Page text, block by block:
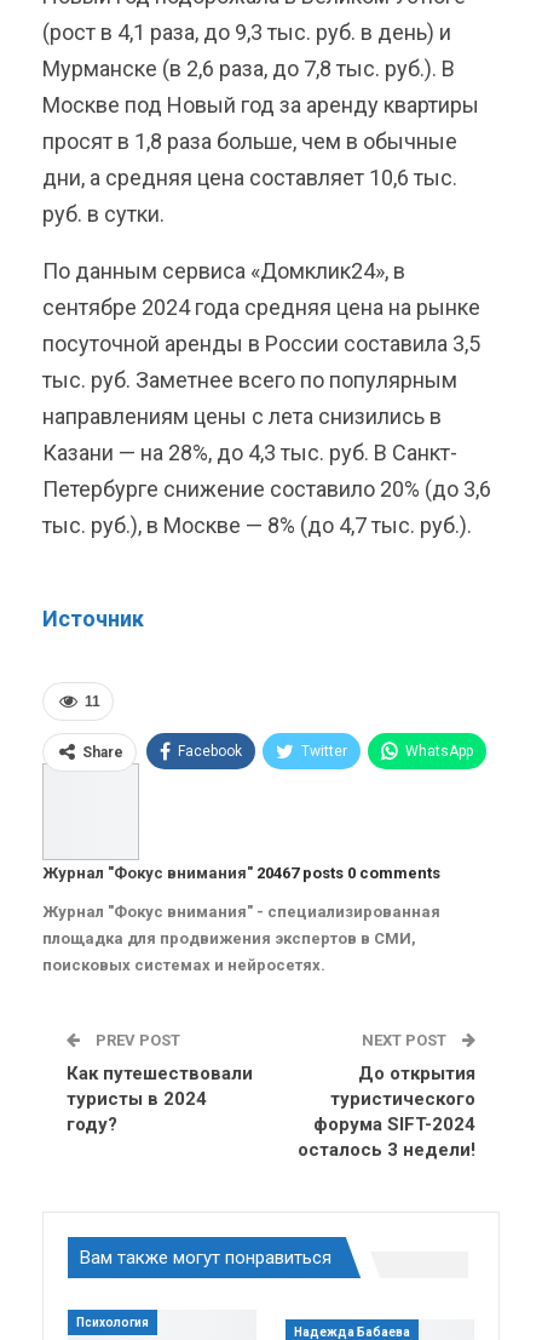
(рост в 4,1 раза, до 9,3 тыс. руб. в день) и
Мурманске (в 2,6 раза, до 7,8 тыс. руб.). В
Москве под Новый год за аренду квартиры
просят в 1,8 раза больше, чем в обычные
дни, а средняя цена составляет 10,6 тыс.
руб. в сутки.
По данным сервиса «Домклик24», в
сентябре 2024 года средняя цена на рынке
посуточной аренды в России составила 3,5
тыс. руб. Заметнее всего по популярным
направлениям цены с лета снизились в
Казани — на 28%, до 4,3 тыс. руб. В Санкт-
Петербурге снижение составило 20% (до 3,6
тыс. руб.), в Москве — 8% (до 4,7 тыс. руб.).
Источник
11
Share Facebook Twitter WhatsApp
Журнал "Фокус внимания" 20467 posts 0 comments
Журнал "Фокус внимания" - специализированная
площадка для продвижения экспертов в СМИ,
поисковых системах и нейросетях.
PREV POST
Как путешествовали
туристы в 2024
году?
NEXT POST
До открытия
туристического
форума SIFT-2024
осталось 3 недели!
Вам также могут понравиться
Психология
Надежда Бабаева